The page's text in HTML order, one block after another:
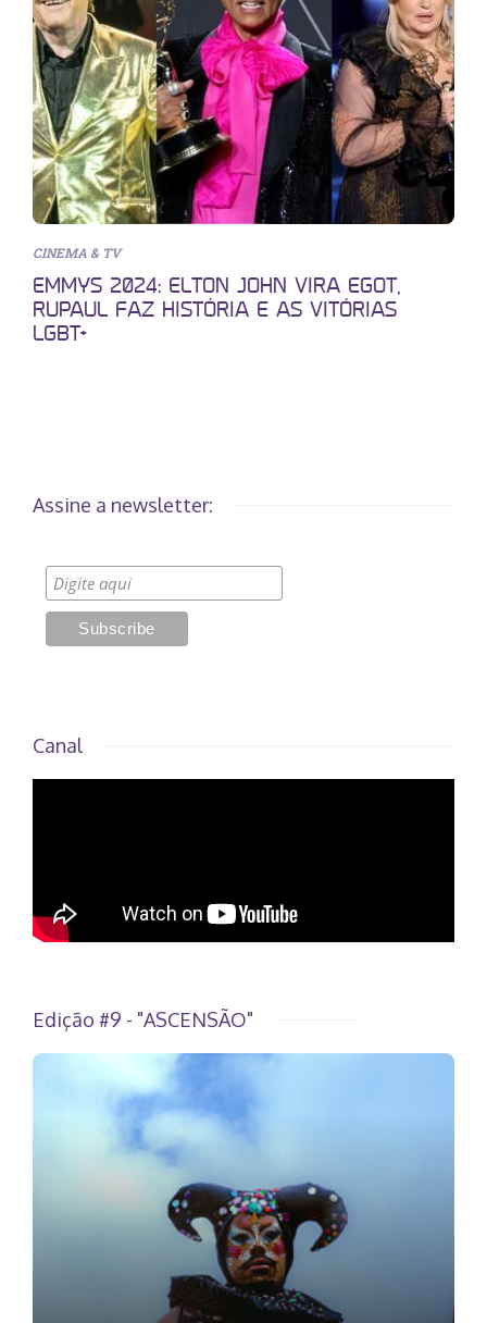
CINEMA & TV
EMMYS 2024: ELTON JOHN VIRA EGOT,
RUPAUL FAZ HISTÓRIA E AS VITÓRIAS
LGBT+
Assine a newsletter:
Canal
Edição #9 - "ASCENSÃO"